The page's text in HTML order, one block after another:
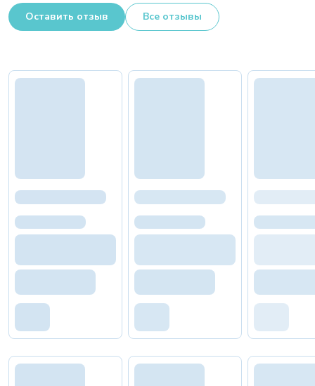
Оставить отзыв Все отзывы